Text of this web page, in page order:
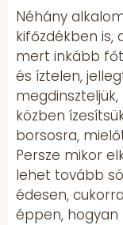
Néhány
kifőzdékben
mert inkább
és íztelen,
közben
borsosra,
Persze mikor
lehet tovább
édesen,
éppen, hogyan